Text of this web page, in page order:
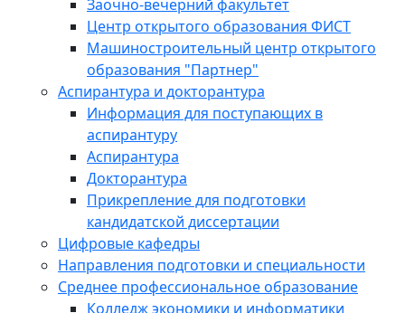
Заочно-вечерний факультет
Центр открытого образования ФИСТ
Машиностроительный центр открытого
образования "Партнер"
Аспирантура и докторантура
Информация для поступающих в
аспирантуру
Аспирантура
Докторантура
Прикрепление для подготовки
кандидатской диссертации
Цифровые кафедры
Направления подготовки и специальности
Среднее профессиональное образование
Колледж экономики и информатики